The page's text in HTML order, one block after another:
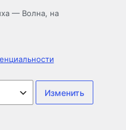
— Волна, на